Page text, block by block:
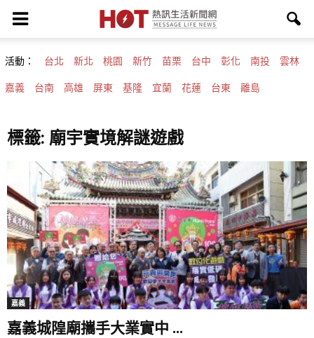
活動： 台北 新北 桃園 新竹 苗栗 台中 彰化 南投 雲林
嘉義 台南 高雄 屏東 基隆 宜蘭 花蓮 台東 離島
標籤: 廟宇實境解謎遊戲
嘉義
嘉義城隍廟攜手大業實中 ...